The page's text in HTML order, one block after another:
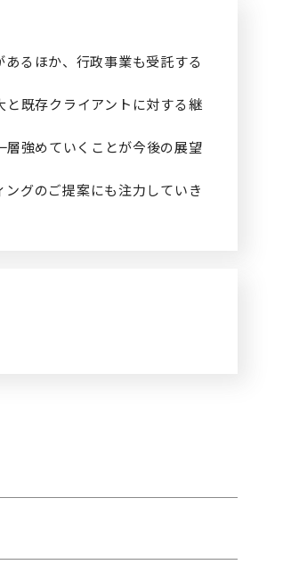
るほか、行政事業も受託する
と既存クライアントに対する継
層強めていくことが今後の展望
グのご提案にも注力していき